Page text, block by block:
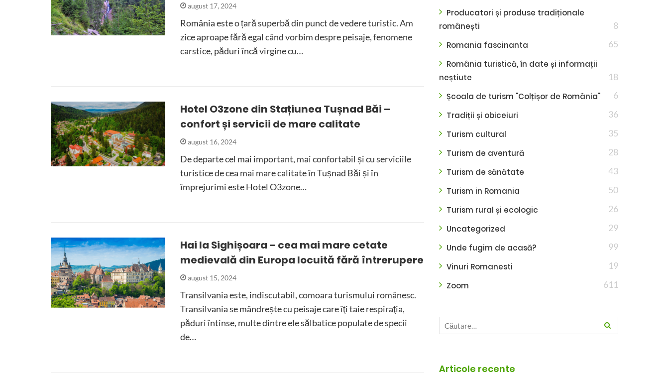
august 17, 2024
România este o țară superbă din punct de vedere turistic. Am
zice aproape fără egal când vorbim despre peisaje, fenomene
carstice, păduri încă virgine cu…
Hotel O3zone din Stațiunea Tușnad Băi –
confort și servicii de mare calitate
august 16, 2024
De departe cel mai important, mai confortabil și cu serviciile
turistice de cea mai mare calitate în Tușnad Băi și în
împrejurimi este Hotel O3zone…
Hai la Sighișoara – cea mai mare cetate
medievală din Europa locuită fără întrerupere
august 15, 2024
Transilvania este, indiscutabil, comoara turismului românesc.
Transilvania se mândrește cu peisaje care îţi taie respiraţia,
păduri întinse, multe dintre ele sălbatice populate de specii
de…
Producatori și produse tradiționale
românești
8
Romania fascinanta 65
România turistică, în date și informații
neștiute
18
Școala de turism "Colțișor de România" 6
Tradiții și obiceiuri 36
Turism cultural 35
Turism de aventură 28
Turism de sănătate 43
Turism in Romania 50
Turism rural și ecologic 26
Uncategorized 29
Unde fugim de acasă? 99
Vinuri Romanesti 19
Zoom 611
Articole recente